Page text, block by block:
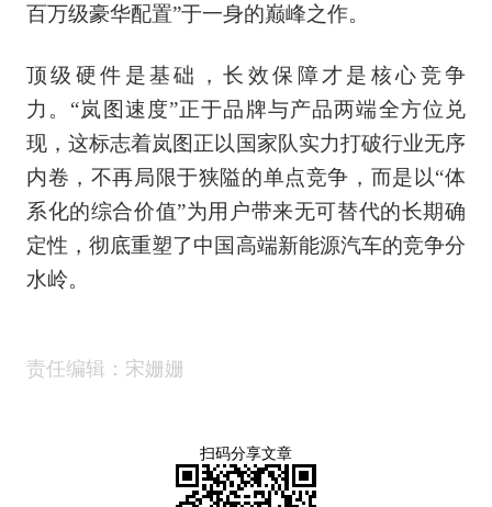
百万级豪华配置”于一身的巅峰之作。
顶级硬件是基础，长效保障才是核心竞争
力。“岚图速度”正于品牌与产品两端全方位兑
现，这标志着岚图正以国家队实力打破行业无序
内卷，不再局限于狭隘的单点竞争，而是以“体
系化的综合价值”为用户带来无可替代的长期确
定性，彻底重塑了中国高端新能源汽车的竞争分
水岭。
责任编辑：宋姗姗
扫码分享文章